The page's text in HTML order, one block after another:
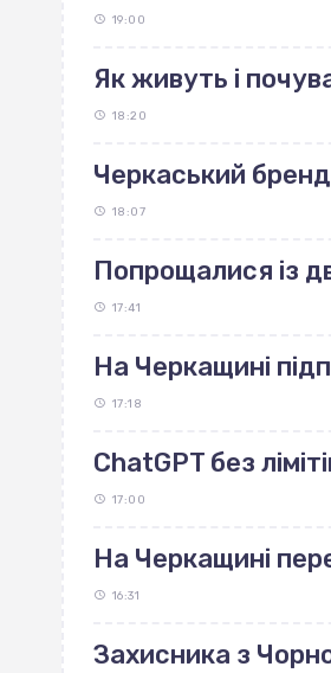
19:00
Як живуть і
18:20
Черкаський
18:07
Попрощалися із
17:41
На Черкащині
17:18
ChatGPT без
17:00
На Черкащині
16:31
Захисника з